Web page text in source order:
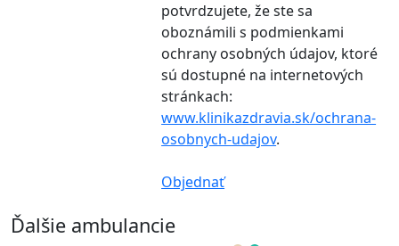
potvrdzujete, že ste sa
oboznámili s podmienkami
ochrany osobných údajov, ktoré
sú dostupné na internetových
stránkach:
www.klinikazdravia.sk/ochrana-
osobnych-udajov.
Objednať
Ďalšie ambulancie